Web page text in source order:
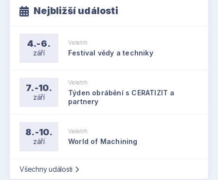
Nejbližší události
4.-6.
září
Veletrh
Festival vědy a techniky
7.-10.
září
Veletrh
Týden obrábění s CERATIZIT a
partnery
8.-10.
září
Veletrh
World of Machining
Všechny události